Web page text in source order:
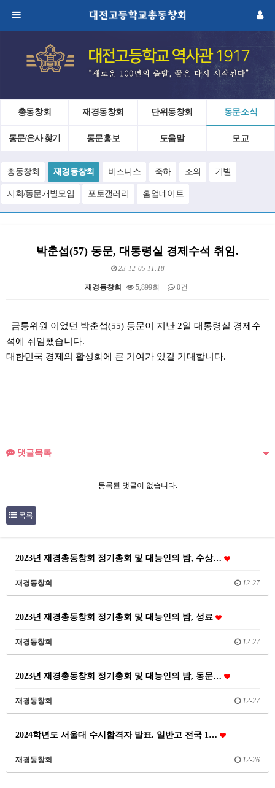
총동창회 재경동창회 단위동창회 동문소식
동문/은사 찾기 동문홍보 도움말 모교
총동창회 재경동창회 비즈니스 축하 조의 기별
지회/동문개별모임 포토갤러리 홈업데이트
박춘섭(57) 동문, 대통령실 경제수석 취임.
23-12-05 11:18
재경동창회 5,899회 0건
금통위원 이었던 박춘섭(55) 동문이 지난 2일 대통령실 경제수
석에 취임했습니다.
대한민국 경제의 활성화에 큰 기여가 있길 기대합니다.
댓글목록
등록된 댓글이 없습니다.
목록
2023년 재경총동창회 정기총회 및 대능인의 밤, 수상…
재경동창회 12-27
2023년 재경총동창회 정기총회 및 대능인의 밤, 성료
재경동창회 12-27
2023년 재경총동창회 정기총회 및 대능인의 밤, 동문…
재경동창회 12-27
2024학년도 서울대 수시합격자 발표. 일반고 전국 1…
재경동창회 12-26